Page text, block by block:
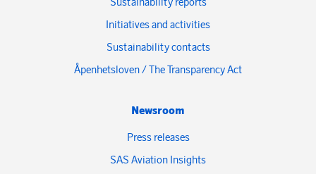
Initiatives and activities
Sustainability contacts
Åpenhetsloven / The Transparency Act
Newsroom
Press releases
SAS Aviation Insights